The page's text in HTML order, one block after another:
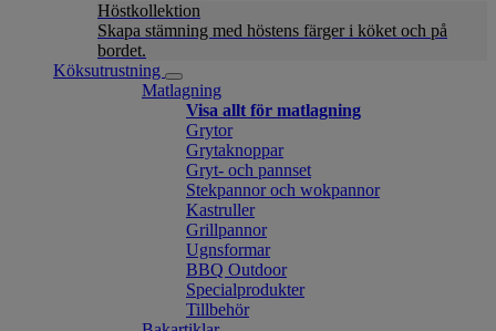
Höstkollektion
Skapa stämning med höstens färger i köket och på
bordet.
Köksutrustning
Matlagning
Visa allt för matlagning
Grytor
Grytaknoppar
Gryt- och pannset
Stekpannor och wokpannor
Kastruller
Grillpannor
Ugnsformar
BBQ Outdoor
Specialprodukter
Tillbehör